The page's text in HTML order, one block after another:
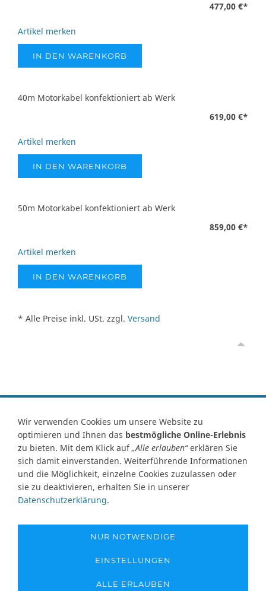
477,00 €*
Artikel merken
IN DEN WARENKORB
40m Motorkabel konfektioniert ab Werk
619,00 €*
Artikel merken
IN DEN WARENKORB
50m Motorkabel konfektioniert ab Werk
859,00 €*
Artikel merken
IN DEN WARENKORB
* Alle Preise inkl. USt. zzgl. Versand
Vertrag widerrufen
Kontakt Ersatzteile-AnfrageZahlungsartenVersand
WiderrufsrechtWiderrufsformularAGB Datenschutz
ImpressumIhre Cookie Einstellungen
Abbildungen können von Originalware abweichen! Angabe von
technischen Daten und Lieferzeit unter Vorbehalt.
abweichen!
Wir verwenden Cookies um unsere Website zu
optimieren und Ihnen das bestmögliche Online-Erlebnis
zu bieten. Mit dem Klick auf„Alle erlauben“erklären Sie
sich damit einverstanden. Weiterführende Informationen
und die Möglichkeit, einzelne Cookies zuzulassen oder
sie zu deaktivieren, erhalten Sie in unserer
Datenschutzerklärung.
NUR NOTWENDIGE
EINSTELLUNGEN
ALLE ERLAUBEN